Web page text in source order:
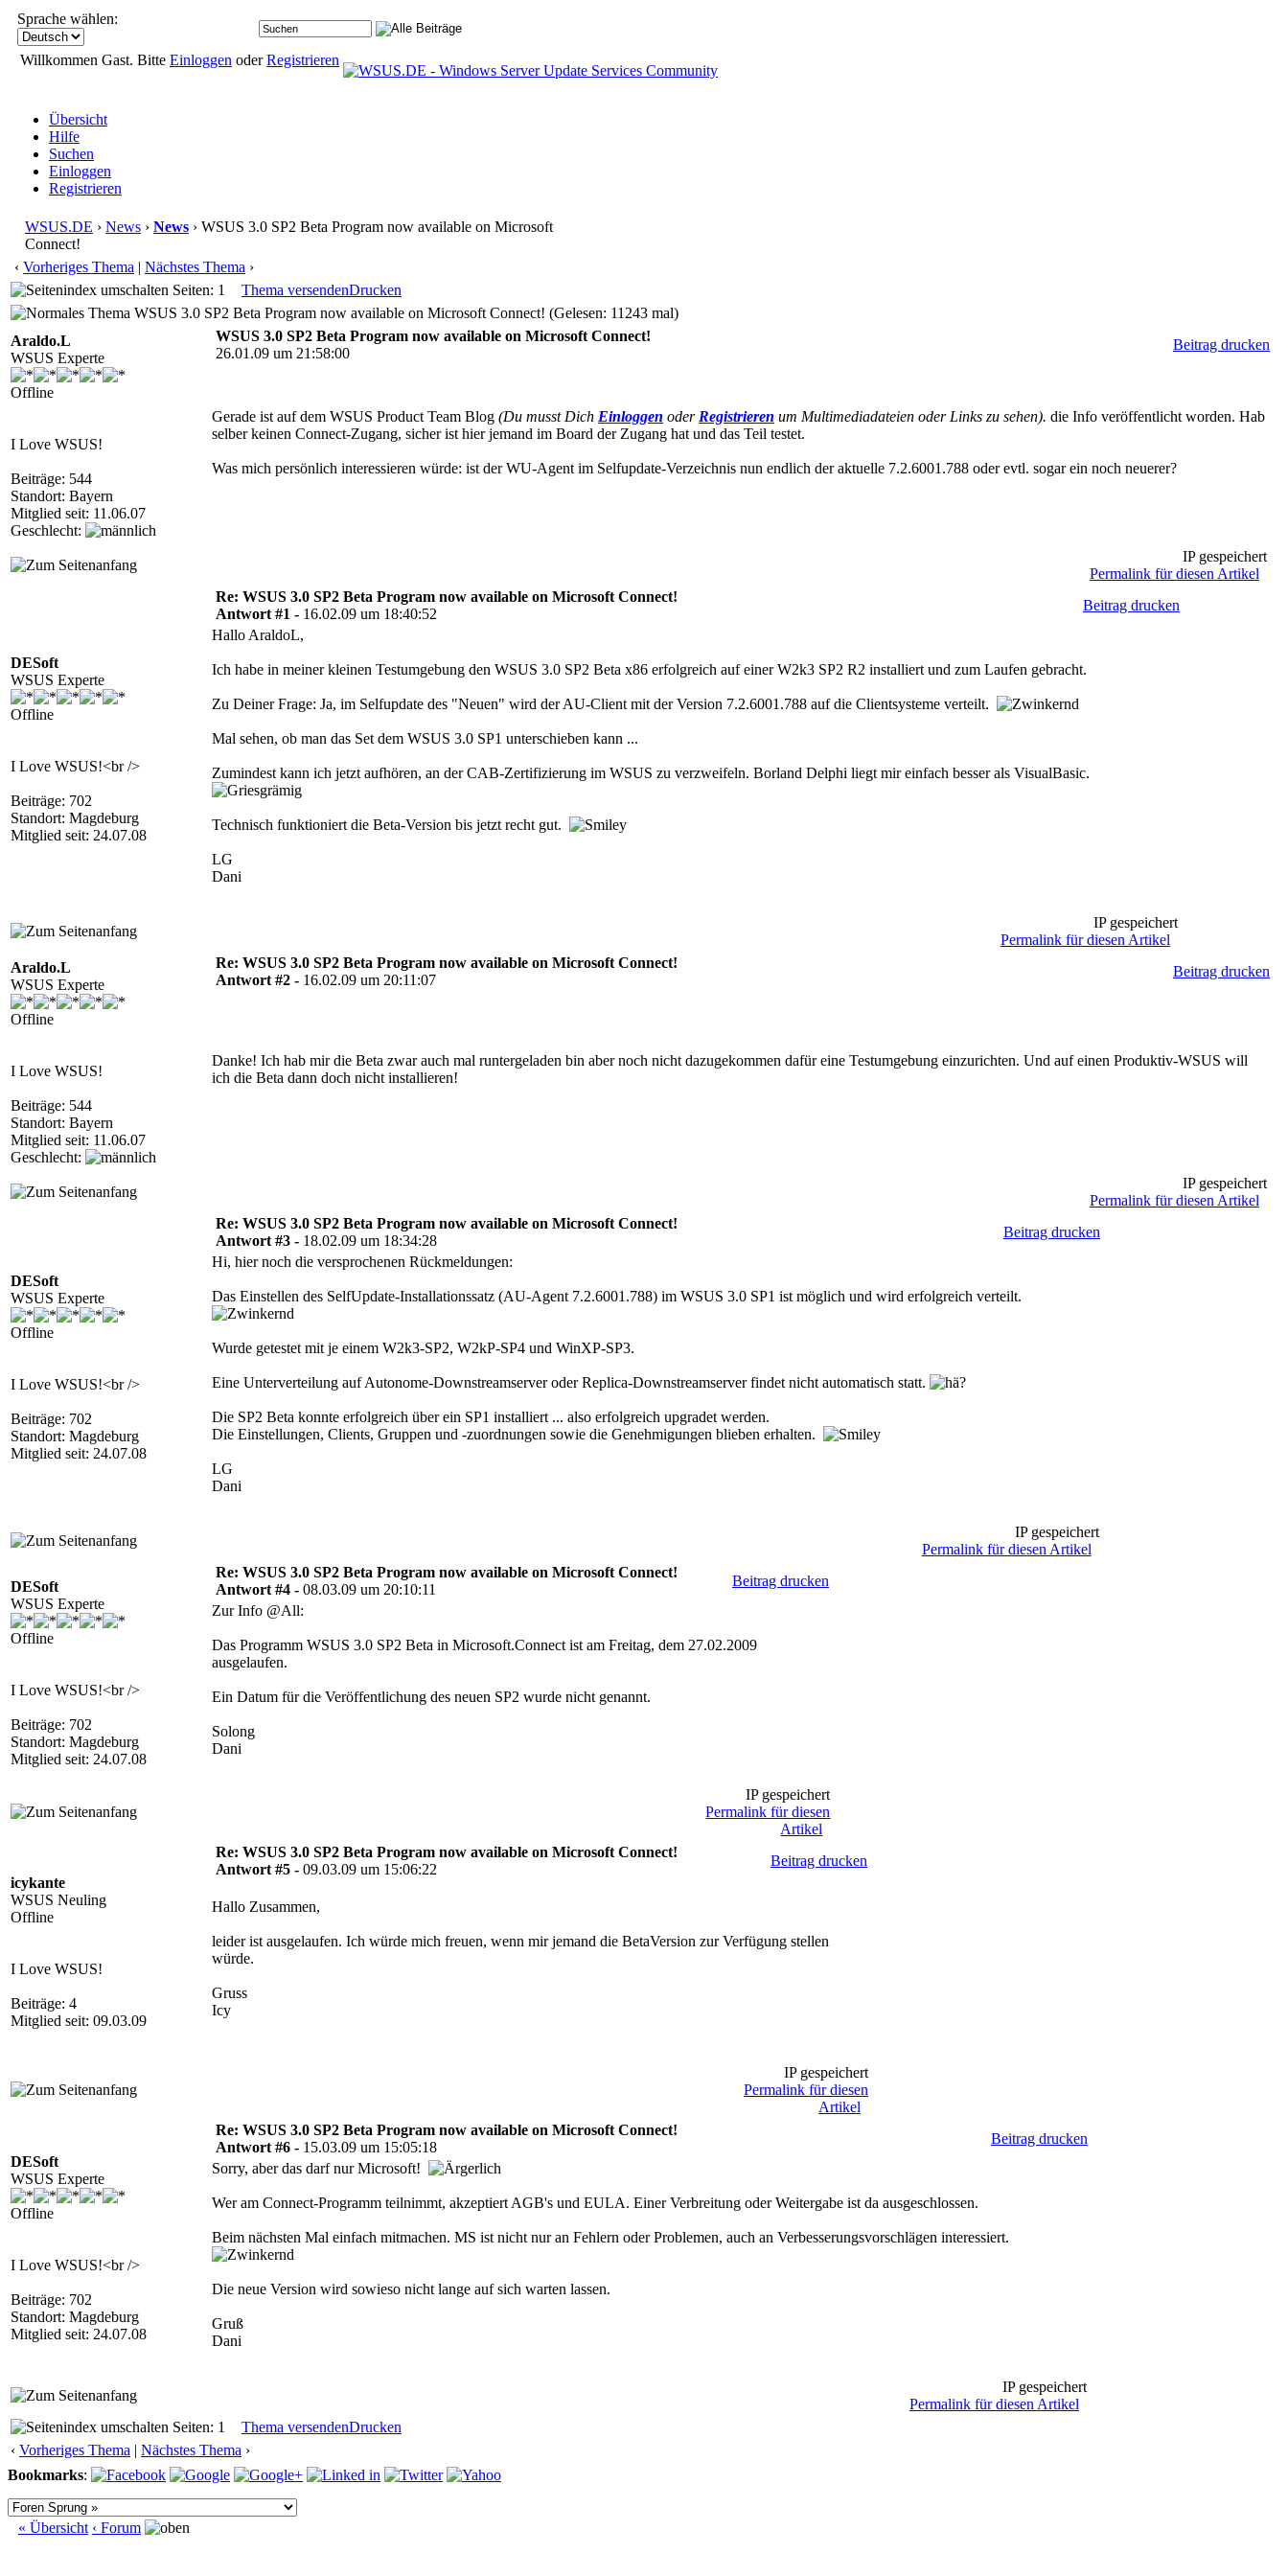
Sprache wählen:
Willkommen Gast. Bitte Einloggen oderRegistrieren
Übersicht
Hilfe
Suchen
Einloggen
Registrieren
WSUS.DE › News › News › WSUS 3.0 SP2 Beta Program now available on Microsoft
Connect!
‹ Vorheriges Thema | Nächstes Thema ›
Seiten: 1
Thema versendenDrucken
WSUS 3.0 SP2 Beta Program now available on Microsoft Connect! (Gelesen: 11243 mal)
Araldo.L
WSUS Experte
Offline
I Love WSUS!
Beiträge: 544
Standort: Bayern
Mitglied seit: 11.06.07
Geschlecht:
WSUS 3.0 SP2 Beta Program now available on Microsoft Connect!
26.01.09 um 21:58:00
Beitrag drucken
Gerade ist auf dem WSUS Product Team Blog (Du musst Dich Einloggen oder Registrieren um Multimediadateien oder Links zu sehen). die Info veröffentlicht worden. Hab
selber keinen Connect-Zugang, sicher ist hier jemand im Board der Zugang hat und das Teil testet.
Was mich persönlich interessieren würde: ist der WU-Agent im Selfupdate-Verzeichnis nun endlich der aktuelle 7.2.6001.788 oder evtl. sogar ein noch neuerer?
IP gespeichert
Permalink für diesen Artikel
DESoft
WSUS Experte
Offline
I Love WSUS!<br />
Beiträge: 702
Standort: Magdeburg
Mitglied seit: 24.07.08
Re: WSUS 3.0 SP2 Beta Program now available on Microsoft Connect!
Antwort #1 - 16.02.09 um 18:40:52
Beitrag drucken
Hallo AraldoL,
Ich habe in meiner kleinen Testumgebung den WSUS 3.0 SP2 Beta x86 erfolgreich auf einer W2k3 SP2 R2 installiert und zum Laufen gebracht.
Zu Deiner Frage: Ja, im Selfupdate des "Neuen" wird der AU-Client mit der Version 7.2.6001.788 auf die Clientsysteme verteilt.
Mal sehen, ob man das Set dem WSUS 3.0 SP1 unterschieben kann ...
Zumindest kann ich jetzt aufhören, an der CAB-Zertifizierung im WSUS zu verzweifeln. Borland Delphi liegt mir einfach besser als VisualBasic.
Technisch funktioniert die Beta-Version bis jetzt recht gut.
LG
Dani
IP gespeichert
Permalink für diesen Artikel
Araldo.L
WSUS Experte
Offline
I Love WSUS!
Beiträge: 544
Standort: Bayern
Mitglied seit: 11.06.07
Geschlecht:
Re: WSUS 3.0 SP2 Beta Program now available on Microsoft Connect!
Antwort #2 - 16.02.09 um 20:11:07
Beitrag drucken
Danke! Ich hab mir die Beta zwar auch mal runtergeladen bin aber noch nicht dazugekommen dafür eine Testumgebung einzurichten. Und auf einen Produktiv-WSUS will
ich die Beta dann doch nicht installieren!
IP gespeichert
Permalink für diesen Artikel
DESoft
WSUS Experte
Offline
I Love WSUS!<br />
Beiträge: 702
Standort: Magdeburg
Mitglied seit: 24.07.08
Re: WSUS 3.0 SP2 Beta Program now available on Microsoft Connect!
Antwort #3 - 18.02.09 um 18:34:28
Beitrag drucken
Hi, hier noch die versprochenen Rückmeldungen:
Das Einstellen des SelfUpdate-Installationssatz (AU-Agent 7.2.6001.788) im WSUS 3.0 SP1 ist möglich und wird erfolgreich verteilt.
Wurde getestet mit je einem W2k3-SP2, W2kP-SP4 und WinXP-SP3.
Eine Unterverteilung auf Autonome-Downstreamserver oder Replica-Downstreamserver findet nicht automatisch statt.
Die SP2 Beta konnte erfolgreich über ein SP1 installiert ... also erfolgreich upgradet werden.
Die Einstellungen, Clients, Gruppen und -zuordnungen sowie die Genehmigungen blieben erhalten.
LG
Dani
IP gespeichert
Permalink für diesen Artikel
DESoft
WSUS Experte
Offline
I Love WSUS!<br />
Beiträge: 702
Standort: Magdeburg
Mitglied seit: 24.07.08
Re: WSUS 3.0 SP2 Beta Program now available on Microsoft Connect!
Antwort #4 - 08.03.09 um 20:10:11
Beitrag drucken
Zur Info @All:
Das Programm WSUS 3.0 SP2 Beta in Microsoft.Connect ist am Freitag, dem 27.02.2009
ausgelaufen.
Ein Datum für die Veröffentlichung des neuen SP2 wurde nicht genannt.
Solong
Dani
IP gespeichert
Permalink für diesen
Artikel
icykante
WSUS Neuling
Offline
I Love WSUS!
Beiträge: 4
Mitglied seit: 09.03.09
Re: WSUS 3.0 SP2 Beta Program now available on Microsoft Connect!
Antwort #5 - 09.03.09 um 15:06:22
Beitrag drucken
Hallo Zusammen,
leider ist ausgelaufen. Ich würde mich freuen, wenn mir jemand die BetaVersion zur Verfügung stellen
würde.
Gruss
Icy
IP gespeichert
Permalink für diesen
Artikel
DESoft
WSUS Experte
Offline
I Love WSUS!<br />
Beiträge: 702
Standort: Magdeburg
Mitglied seit: 24.07.08
Re: WSUS 3.0 SP2 Beta Program now available on Microsoft Connect!
Antwort #6 - 15.03.09 um 15:05:18
Beitrag drucken
Sorry, aber das darf nur Microsoft!
Wer am Connect-Programm teilnimmt, akzeptiert AGB's und EULA. Einer Verbreitung oder Weitergabe ist da ausgeschlossen.
Beim nächsten Mal einfach mitmachen. MS ist nicht nur an Fehlern oder Problemen, auch an Verbesserungsvorschlägen interessiert.
Die neue Version wird sowieso nicht lange auf sich warten lassen.
Gruß
Dani
IP gespeichert
Permalink für diesen Artikel
Seiten: 1
Thema versendenDrucken
‹ Vorheriges Thema | Nächstes Thema ›
Bookmarks:
« Übersicht ‹ Forum